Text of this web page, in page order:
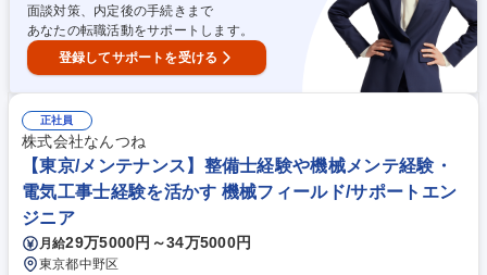
面談対策、内定後の手続きまで
あなたの転職活動をサポートします。
登録してサポートを受ける
正社員
株式会社なんつね
【東京/メンテナンス】整備士経験や機械メンテ経験・
電気工事士経験を活かす 機械フィールド/サポートエン
ジニア
月給29万5000円～34万5000円
東京都中野区